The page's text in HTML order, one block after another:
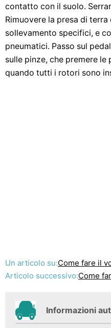
contatto con il suolo.
Rimuovere la presa di
sollevamento specifici, e
pneumatici. Passo sul
sulle pinze, che premere
quando tutti i rotori sono
Un articolo su:Come fare il
Articolo successivo:Come
Informazioni